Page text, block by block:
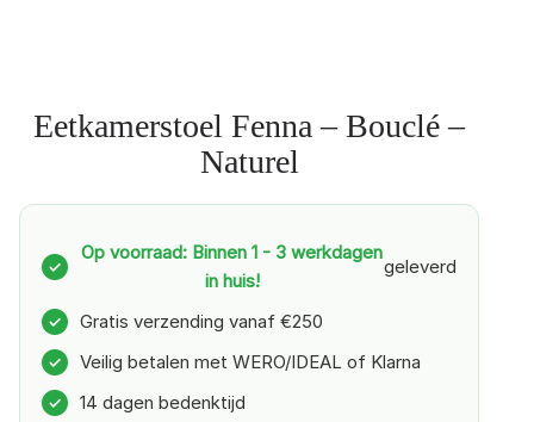
Eetkamerstoel Fenna – Bouclé –
Naturel
✓
Op voorraad: Binnen 1 - 3 werkdagen
in huis!
geleverd
✓ Gratis verzending vanaf €250
✓ Veilig betalen met WERO/IDEAL of Klarna
✓ 14 dagen bedenktijd